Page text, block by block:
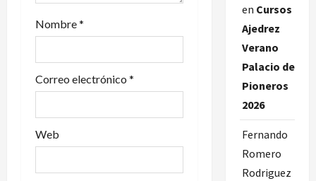
t
r
a
d
a
s
Nombre*
Correo electrónico *
Web
en Cursos
Ajedrez
Verano
Palacio de
Pioneros
2026
Fernando
Romero
Rodriguez